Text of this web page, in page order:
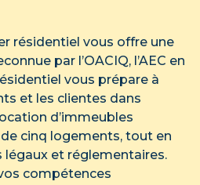
résidentiel vous offre une
par l’OACIQ, l’AEC en
vous prépare à
et les clientes dans
d’immeubles
cinq logements, tout en
et réglementaires.
compétences